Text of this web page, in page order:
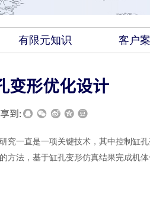
有限元知识 客户
变形优化设计
到:
究一直是一项关键技术，其中控制缸
方法，基于缸孔变形仿真结果完成机